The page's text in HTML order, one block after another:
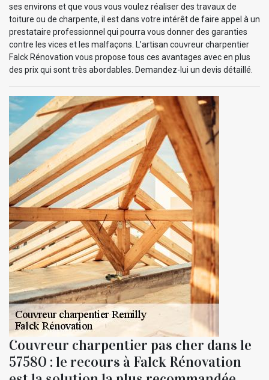
ses environs et que vous vous voulez réaliser des travaux de
toiture ou de charpente, il est dans votre intérêt de faire appel à un
prestataire professionnel qui pourra vous donner des garanties
contre les vices et les malfaçons. L’artisan couvreur charpentier
Falck Rénovation vous propose tous ces avantages avec en plus
des prix qui sont très abordables. Demandez-lui un devis détaillé.
Couvreur charpentier pas cher dans le
57580 : le recours à Falck Rénovation